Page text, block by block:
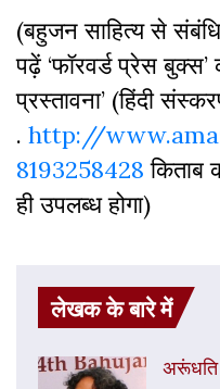
(बहुजन साहित्य से
पढ़ें ‘फॉरवर्ड प्रेस बुक्स’
प्रस्तावना’ (हिंदी
. http://
8193258428 किताब
ही उपलब्ध होगा)
लेखक के बारे में
अरूंधति